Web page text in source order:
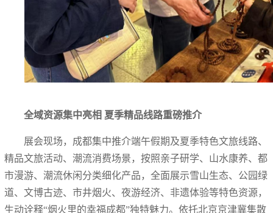
全域资源集中亮相 夏季精品线路重磅推介
展会现场，成都集中推介端午假期及夏季特色文旅线路、
精品文旅活动、潮流消费场景，按照亲子研学、山水康养、都
市漫游、潮流休闲分类细化产品，全面展示雪山生态、公园绿
道、文博古迹、市井烟火、夜游经济、非遗体验等特色资源，
生动诠释“烟火里的幸福成都”独特魅力。依托北京京津冀集散